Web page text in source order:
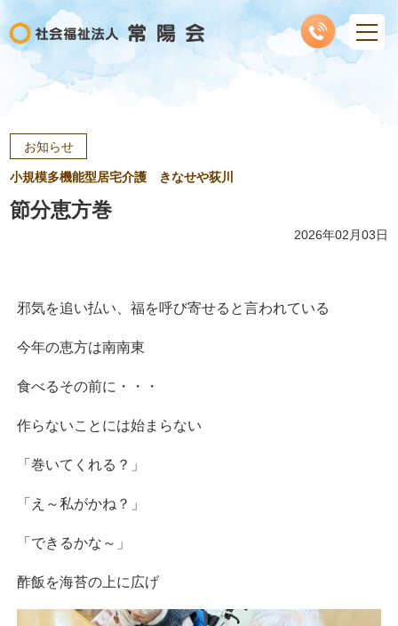
お知らせ
小規模多機能型居宅介護 きなせや荻川
節分恵方巻
2026年02月03日
邪気を追い払い、福を呼び寄せると言われている
今年の恵方は南南東
食べるその前に・・・
作らないことには始まらない
「巻いてくれる？」
「え～私がかね？」
「できるかな～」
酢飯を海苔の上に広げ